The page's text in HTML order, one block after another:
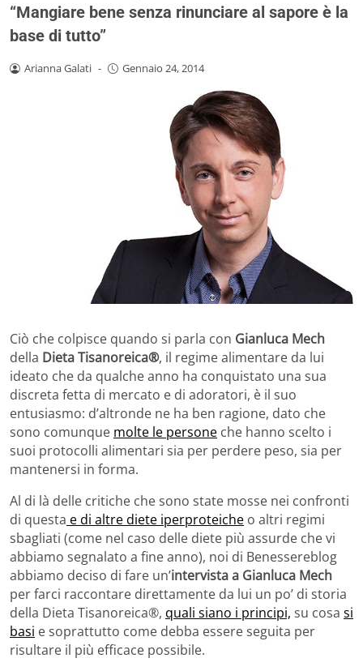
“Mangiare bene senza rinunciare al sapore è la
base di tutto”
Arianna Galati - Gennaio 24, 2014
Ciò che colpisce quando si parla con Gianluca Mech
della Dieta Tisanoreica®, il regime alimentare da lui
ideato che da qualche anno ha conquistato una sua
discreta fetta di mercato e di adoratori, è il suo
entusiasmo: d’altronde ne ha ben ragione, dato che
sono comunque molte le persone che hanno scelto i
suoi protocolli alimentari sia per perdere peso, sia per
mantenersi in forma.
Al di là delle critiche che sono state mosse nei confronti
di questa e di altre diete iperproteiche o altri regimi
sbagliati (come nel caso delle diete più assurde che vi
abbiamo segnalato a fine anno), noi di Benessereblog
abbiamo deciso di fare un’intervista a Gianluca Mech
per farci raccontare direttamente da lui un po’ di storia
della Dieta Tisanoreica®, quali siano i principi, su cosa si
basi e soprattutto come debba essere seguita per
risultare il più efficace possibile.